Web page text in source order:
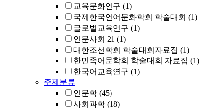
교육문화연구 (1)
국제한국언어문화학회 학술대회 (1)
글로벌교육연구 (1)
인문사회 21 (1)
대한조선학회 학술대회자료집 (1)
한민족어문학회 학술대회 자료집 (1)
한국어교육연구 (1)
주제분류
인문학 (45)
사회과학 (18)